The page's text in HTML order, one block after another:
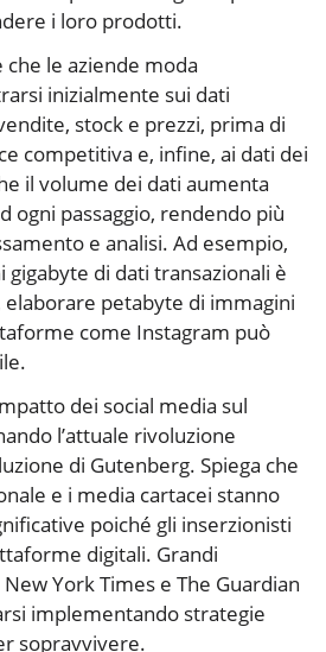
i loro prodotti.
le aziende moda
inizialmente sui dati
stock e prezzi, prima di
competitiva e, infine, ai dati dei
il volume dei dati aumenta
ogni passaggio, rendendo più
e analisi. Ad esempio,
di dati transazionali è
petabyte di immagini
come Instagram può
dei social media sul
l’attuale rivoluzione
di Gutenberg. Spiega che
e i media cartacei stanno
poiché gli inserzionisti
digitali. Grandi
York Times e The Guardian
implementando strategie
sopravvivere.